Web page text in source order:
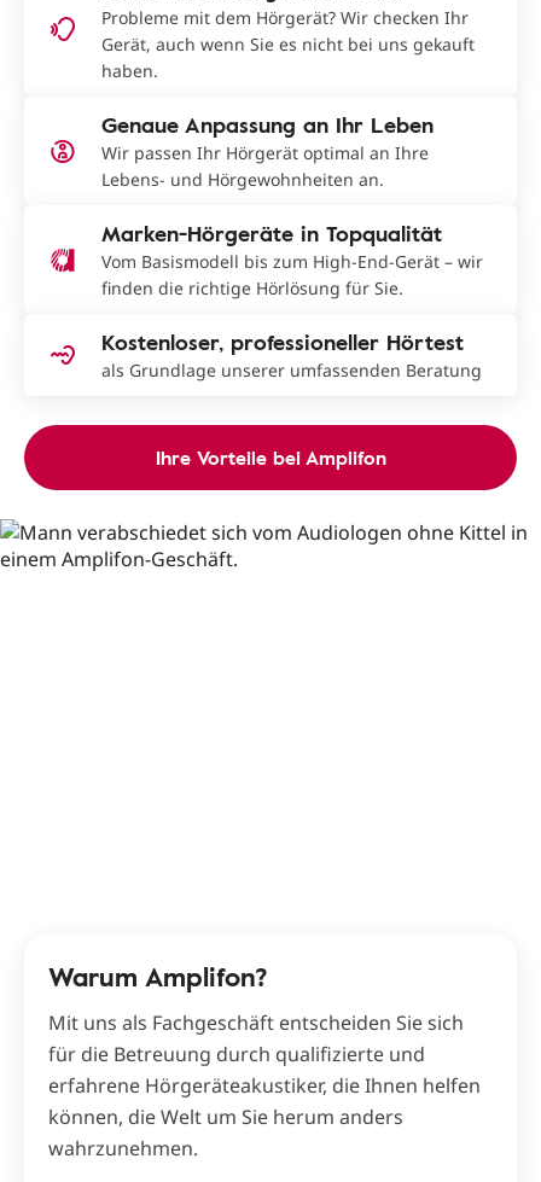
Probleme mit dem Hörgerät? Wir checken Ihr
Gerät, auch wenn Sie es nicht bei uns gekauft
haben.
Genaue Anpassung an Ihr Leben
Wir passen Ihr Hörgerät optimal an Ihre
Lebens- und Hörgewohnheiten an.
Marken-Hörgeräte in Topqualität
Vom Basismodell bis zum High-End-Gerät – wir
finden die richtige Hörlösung für Sie.
Kostenloser, professioneller Hörtest
als Grundlage unserer umfassenden Beratung
Ihre Vorteile bei Amplifon
Warum Amplifon?
Mit uns als Fachgeschäft entscheiden Sie sich
für die Betreuung durch qualifizierte und
erfahrene Hörgeräteakustiker, die Ihnen helfen
können, die Welt um Sie herum anders
wahrzunehmen.